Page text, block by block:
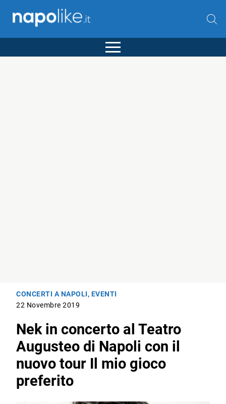
CONCERTI A NAPOLI, EVENTI
22 Novembre 2019
Nek in concerto al Teatro
Augusteo di Napoli con il
nuovo tour Il mio gioco
preferito